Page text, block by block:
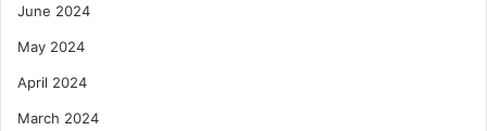
June 2024
May 2024
April 2024
March 2024